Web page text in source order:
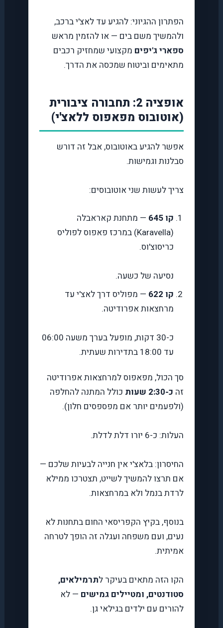
הפתרון ההגיוני: להגיע עד לאצ'י ברכב,
ולהמשיך משם בים — או להזמין מראש
ספארי ג'יפים מקצועי שמחזיק רכבים
מתאימים וביטוח שמכסה את הדרך.
אופציה 2: תחבורה ציבורית
(אוטובוס מפאפוס ללאצ'י)
אפשר להגיע באוטובוס, אבל זה דורש
סבלנות וגמישות.
צריך לעשות שני אוטובוסים:
קו 645
— מתחנת קאראבלה
(Karavella) במרכז פאפוס לפוליס
כריסוצ'וס.
נסיעה של כשעה.
קו 622
— מפוליס דרך לאצ'י עד
מרחצאות אפרודיטה.
כ-30 דקות, מופעל בערך משעה 06:00
עד 18:00 בתדירות שעתית.
סך הכול, מפאפוס למרחצאות אפרודיטה
זה כ-2:30 שעות
כולל המתנה להחלפה
(ולפעמים יותר אם מפספסים חלון).
העלות: כ-6 יורו דלת לדלת.
החיסרון: בלאצ'י אין חנייה לבעיות שלכם —
אם תרצו להמשיך לשייט, תצטרכו ממילא
לרדת בנמל ולא במרחצאות.
בנוסף, בקיץ הקפריסאי החום בתחנות לא
נעים, ועם משפחה ועגלה זה הופך לטרחה
אמיתית.
הקו הזה מתאים בעיקר לתרמילאים,
סטודנטים, ומטיילים גמישים — לא
להורים עם ילדים בגילאי גן.